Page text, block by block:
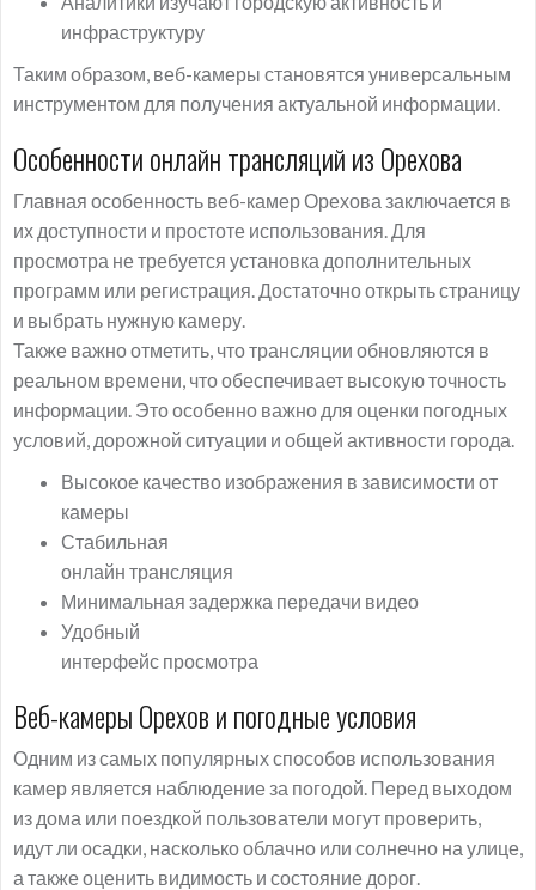
инфраструктуру
Таким образом, веб-камеры становятся универсальным
инструментом для получения актуальной информации.
Особенности онлайн трансляций из Орехова
Главная особенность веб-камер Орехова заключается в
их доступности и простоте использования. Для
просмотра не требуется установка дополнительных
программ или регистрация. Достаточно открыть страницу
и выбрать нужную камеру.
Также важно отметить, что трансляции обновляются в
реальном времени, что обеспечивает высокую точность
информации. Это особенно важно для оценки погодных
условий, дорожной ситуации и общей активности города.
Высокое качество изображения в зависимости от
камеры
Стабильная
онлайн трансляция
Минимальная задержка передачи видео
Удобный
интерфейс просмотра
Веб-камеры Орехов и погодные условия
Одним из самых популярных способов использования
камер является наблюдение за погодой. Перед выходом
из дома или поездкой пользователи могут проверить,
идут ли осадки, насколько облачно или солнечно на улице,
а также оценить видимость и состояние дорог.